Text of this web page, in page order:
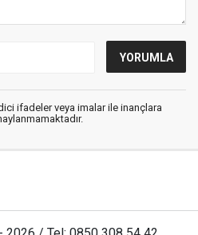
ifadeler veya imalar ile inançlara